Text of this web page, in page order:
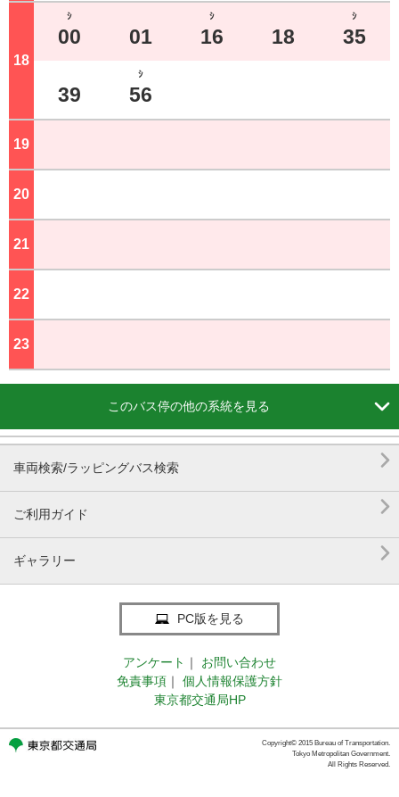
18
ｼ
00 01
ｼ
16 18
ｼ
35
39
ｼ
56
19
20
21
22
23
このバス停の他の系統を見る 
車両検索/ラッピングバス検索 
ご利用ガイド 
ギャラリー 
PC版を見る
アンケート ｜
お問い合わせ
免責事項 ｜
個人情報保護方針
東京都交通局HP
Copyright© 2015 Bureau of Transportation.
Tokyo Metropolitan Government.
All Rights Reserved.